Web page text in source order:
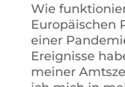
Wie
Europäischen
einer
Ereignisse
meiner